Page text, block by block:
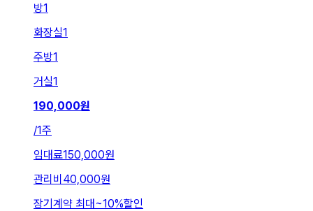
방1
화장실1
주방1
거실1
190,000원
/1주
임대료150,000원
관리비 40,000원
장기계약 최대~10%할인